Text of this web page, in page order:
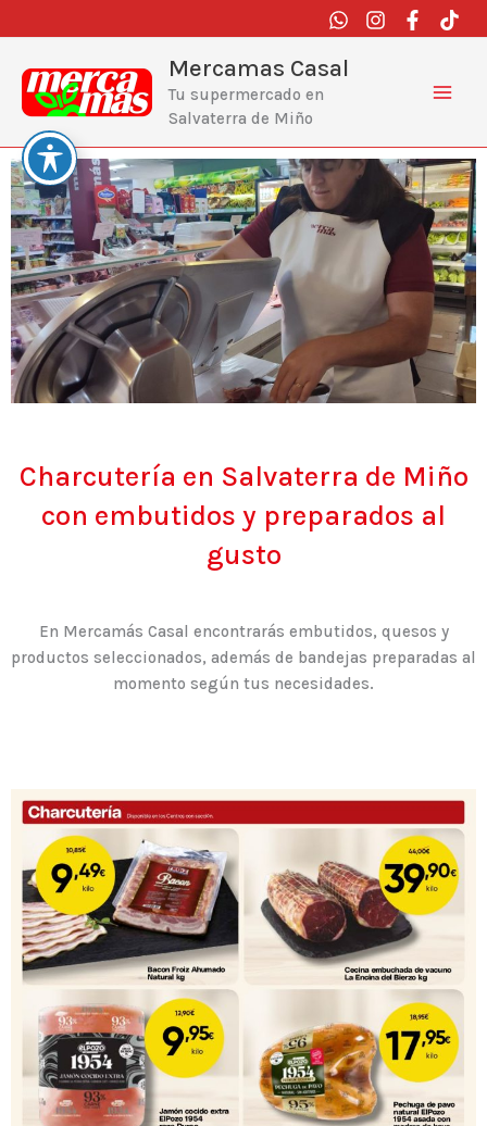
al
contenido
Mercamas Casal
Tu supermercado en
Salvaterra de Miño
Charcutería en Salvaterra de Miño
con embutidos y preparados al
gusto
En Mercamás Casal encontrarás embutidos, quesos y
productos seleccionados, además de bandejas preparadas al
momento según tus necesidades.